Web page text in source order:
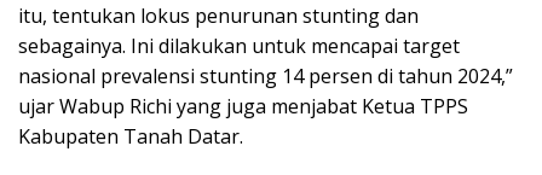
itu, tentukan lokus penurunan stunting dan
sebagainya. Ini dilakukan untuk mencapai target
nasional prevalensi stunting 14 persen di tahun 2024,”
ujar Wabup Richi yang juga menjabat Ketua TPPS
Kabupaten Tanah Datar.